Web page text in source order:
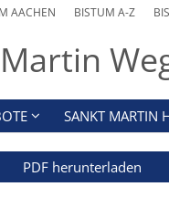
AACHEN BISTUM A-Z
SANKT MARTIN
PDF herunterladen